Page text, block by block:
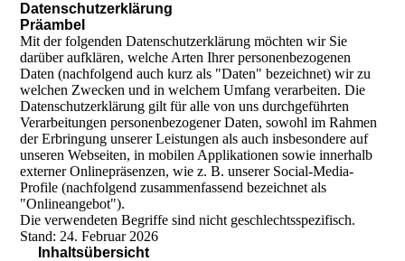
Datenschutzerklärung
Präambel
Mit der folgenden Datenschutzerklärung möchten wir Sie
darüber aufklären, welche Arten Ihrer personenbezogenen
Daten (nachfolgend auch kurz als "Daten" bezeichnet) wir zu
welchen Zwecken und in welchem Umfang verarbeiten. Die
Datenschutzerklärung gilt für alle von uns durchgeführten
Verarbeitungen personenbezogener Daten, sowohl im Rahmen
der Erbringung unserer Leistungen als auch insbesondere auf
unseren Webseiten, in mobilen Applikationen sowie innerhalb
externer Onlinepräsenzen, wie z. B. unserer Social-Media-
Profile (nachfolgend zusammenfassend bezeichnet als
"Onlineangebot").
Die verwendeten Begriffe sind nicht geschlechtsspezifisch.
Stand: 24. Februar 2026
Inhaltsübersicht